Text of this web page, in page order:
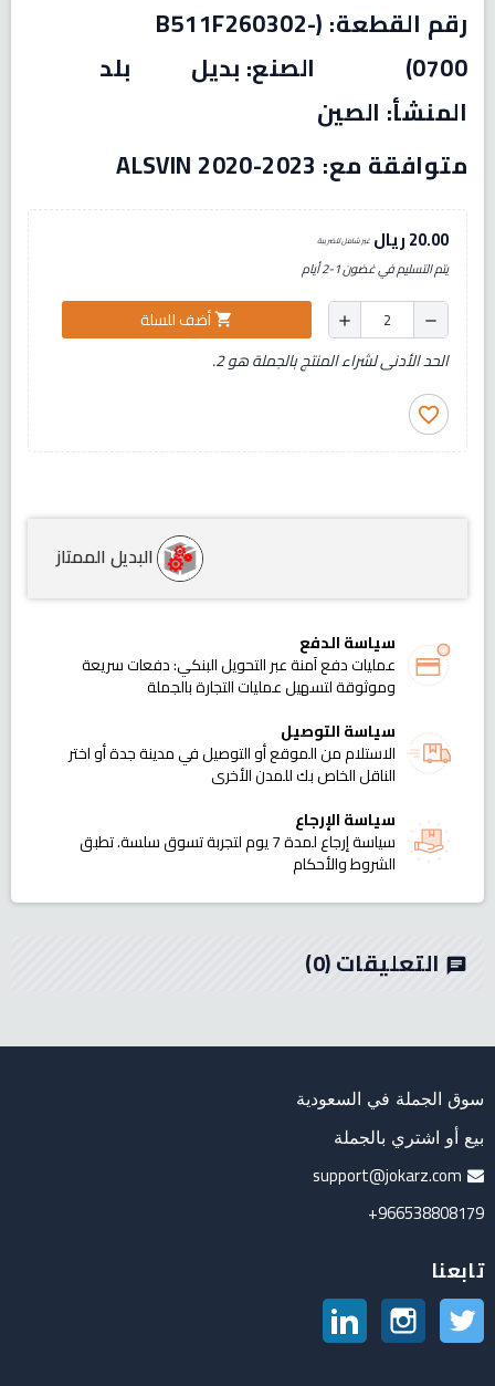
رقم القطعة: (B511F260302-
0700) الصنع: بديل بلد
المنشأ: الصين
متوافقة مع: ALSVIN 2020-2023
20.00 ريال غير شامل للضريبة
يتم التسليم في غضون 1-2 أيام
remove
add
shopping_cartأضف للسلة
الحد الأدنى لشراء المنتج بالجملة هو 2.
favorite_border
البديل الممتاز
سياسة الدفع
عمليات دفع آمنة عبر التحويل البنكي: دفعات سريعة
وموثوقة لتسهيل عمليات التجارة بالجملة
سياسة التوصيل
الاستلام من الموقع أو التوصيل في مدينة جدة أو اختر
الناقل الخاص بك للمدن الأخرى
سياسة الإرجاع
سياسة إرجاع لمدة 7 يوم لتجربة تسوق سلسة. تطبق
الشروط والأحكام
chat التعليقات(0)
سوق الجملة في السعودية
بيع أو اشتري بالجملة
support@jokarz.com
966538808179+
تابعنا
تويتر انستغرام